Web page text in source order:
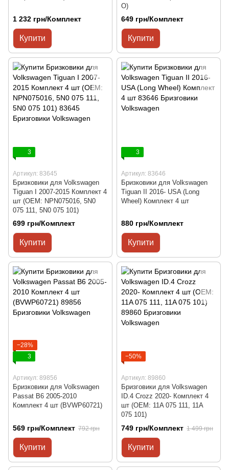
1 232 грн/Комплект
Купити
O)
649 грн/Комплект
Купити
3
Артикул: 83645
Бризковики для Volkswagen
Tiguan I 2007-2015 Комплект 4
шт (OEM: NPN075016, 5N0
075 111, 5N0 075 101)
699 грн/Комплект
Купити
3
Артикул: 83646
Бризковики для Volkswagen
Tiguan II 2016- USA (Long
Wheel) Комплект 4 шт
880 грн/Комплект
Купити
−28%
3
Артикул: 89856
Бризковики для Volkswagen
Passat B6 2005-2010
Комплект 4 шт (BVWP60721)
569 грн/Комплект 792 грн
Купити
−50%
Артикул: 89860
Бризговики для Volkswagen
ID.4 Crozz 2020- Комплект 4
шт (OEM: 11A 075 111, 11A
075 101)
749 грн/Комплект 1 499 грн
Купити